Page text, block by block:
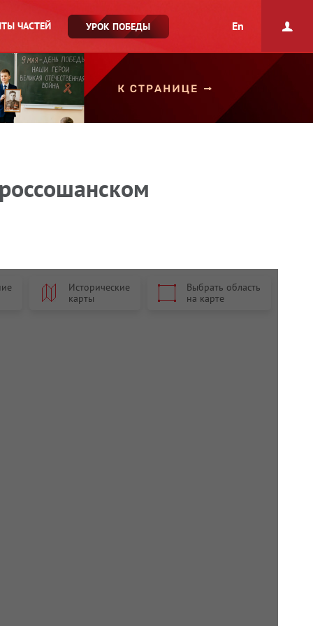
ЧАСТЕЙ УРОК ПОБЕДЫ En
Исторические
карты
Выбрать область
на карте